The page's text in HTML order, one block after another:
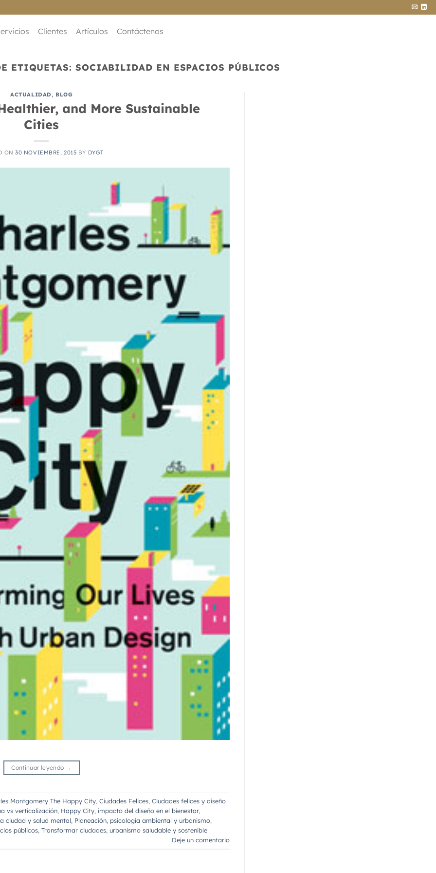
Clientes Artículos Contáctenos
ETIQUETAS: SOCIABILIDAD EN ESPACIOS PÚBLICOS
ACTUALIDAD, BLOG
and More Sustainable
Cities
ON30 NOVIEMBRE, 2015 BY DYGT
Continuar leyendo →
Montgomery The Happy City, Ciudades Felices, Ciudades felices y diseño
vs verticalización, Happy City, impacto del diseño en el bienestar,
ciudad y salud mental, Planeación, psicología ambiental y urbanismo,
públicos, Transformar ciudades, urbanismo saludable y sostenible
Deje un comentario